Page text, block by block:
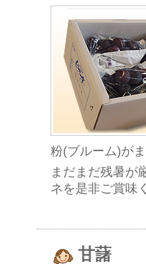
粉(ブルーム)が
まだまだ残暑が
ネを是非ご賞味
甘藷